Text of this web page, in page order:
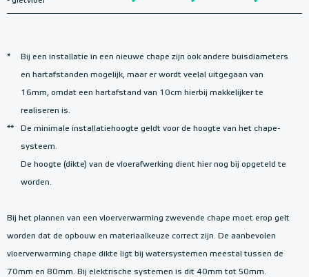
* Bij een installatie in een nieuwe chape zijn ook andere buisdiameters
en hartafstanden mogelijk, maar er wordt veelal uitgegaan van
16mm, omdat een hartafstand van 10cm hierbij makkelijker te
realiseren is.
** De minimale installatiehoogte geldt voor de hoogte van het chape-
systeem.
De hoogte (dikte) van de vloerafwerking dient hier nog bij opgeteld te
worden.
Bij het plannen van een vloerverwarming zwevende chape moet erop gelt
worden dat de opbouw en materiaalkeuze correct zijn. De aanbevolen
vloerverwarming chape dikte ligt bij watersystemen meestal tussen de
70mm en 80mm. Bij elektrische systemen is dit 40mm tot 50mm.